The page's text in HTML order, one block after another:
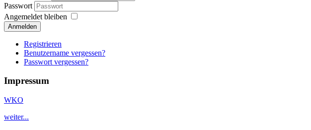
Passwort
Angemeldet bleiben
Anmelden
Registrieren
Benutzername vergessen?
Passwort vergessen?
Impressum
WKO
weiter...